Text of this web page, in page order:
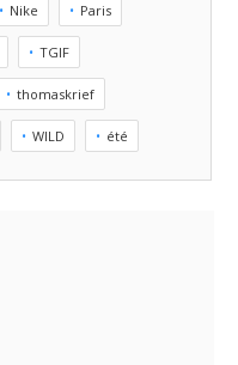
Nike Paris
TGIF
thomaskrief
WILD été